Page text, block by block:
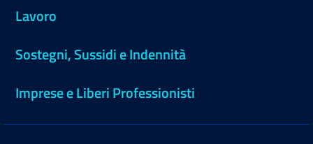
Lavoro
Sostegni, Sussidi e Indennità
Imprese e Liberi Professionisti